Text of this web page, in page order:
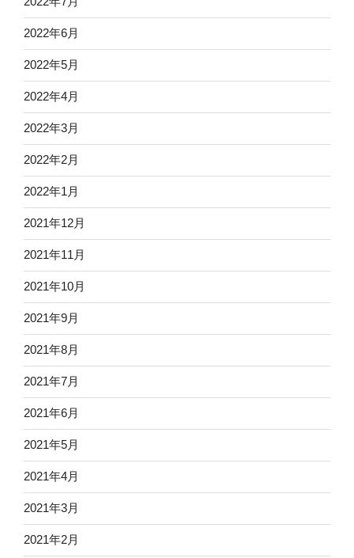
2022年6月
2022年5月
2022年4月
2022年3月
2022年2月
2022年1月
2021年12月
2021年11月
2021年10月
2021年9月
2021年8月
2021年7月
2021年6月
2021年5月
2021年4月
2021年3月
2021年2月